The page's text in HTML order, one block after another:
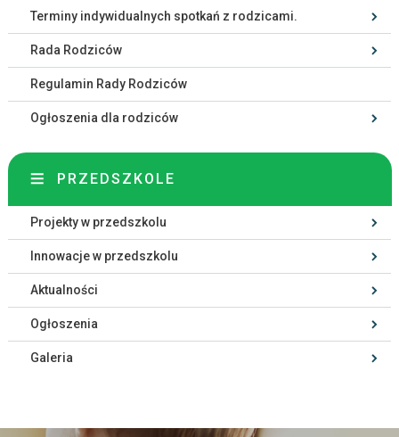
Terminy indywidualnych spotkań z rodzicami.
Rada Rodziców
Regulamin Rady Rodziców
Ogłoszenia dla rodziców
PRZEDSZKOLE
Projekty w przedszkolu
Innowacje w przedszkolu
Aktualności
Ogłoszenia
Galeria